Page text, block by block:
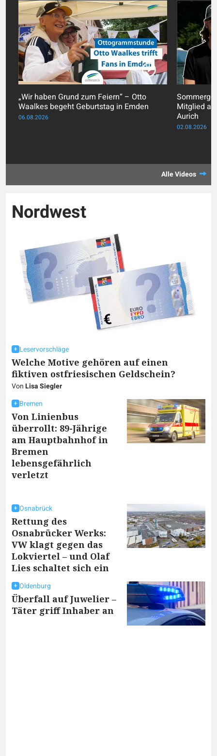
„Wir haben Grund zum Feiern“ – Otto
Waalkes begeht Geburtstag in Emden
06.08.2026
Mitglied
Aurich
02.08.2026
Alle Videos
Nordwest
Leservorschläge
Welche Motive gehören auf einen
fiktiven ostfriesischen Geldschein?
VonLisa Siegler
Bremen
Von Linienbus
überrollt: 89-Jährige
am Hauptbahnhof in
Bremen
lebensgefährlich
verletzt
Osnabrück
Rettung des
Osnabrücker Werks:
VW klagt gegen das
Lokviertel – und Olaf
Lies schaltet sich ein
Oldenburg
Überfall auf Juwelier –
Täter griff Inhaber an